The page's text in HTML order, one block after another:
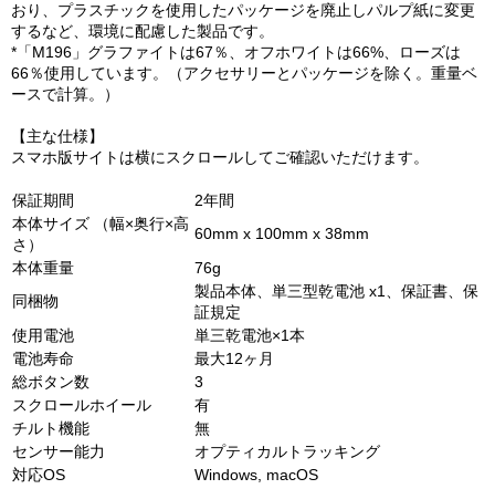
おり、プラスチックを使用したパッケージを廃止しパルプ紙に変更
するなど、環境に配慮した製品です。
*「M196」グラファイトは67％、オフホワイトは66%、ローズは
66％使用しています。（アクセサリーとパッケージを除く。重量ベ
ースで計算。）
【主な仕様】
スマホ版サイトは横にスクロールしてご確認いただけます。
保証期間
2年間
本体サイズ （幅×奥行×高
さ）
60mm x 100mm x 38mm
本体重量
76g
同梱物
製品本体、単三型乾電池 x1、保証書、保
証規定
使用電池
単三乾電池×1本
電池寿命
最大12ヶ月
総ボタン数
3
スクロールホイール
有
チルト機能
無
センサー能力
オプティカルトラッキング
対応OS
Windows, macOS